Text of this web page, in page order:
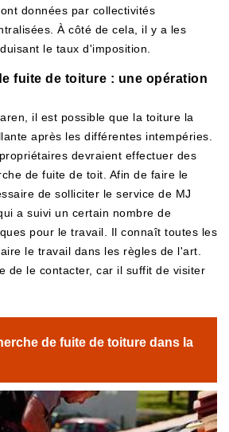
données par collectivités
À côté de cela, il y a les
le taux d'imposition.
fuite de toiture : une opération
il est possible que la toiture la
après les différentes intempéries.
devraient effectuer des
de fuite de toit. Afin de faire le
de solliciter le service de MJ
a suivi un certain nombre de
pour le travail. Il connaît toutes les
le travail dans les règles de l'art.
de le contacter, car il suffit de visiter
de fuite de toiture dans la